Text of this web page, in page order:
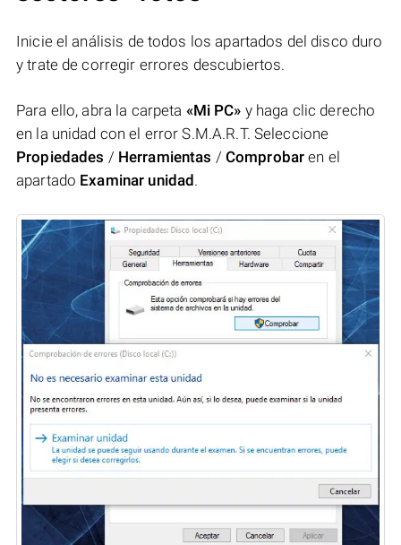
Inicie el análisis de todos los apartados del disco duro
y trate de corregir errores descubiertos.
Para ello, abra la carpeta «Mi PC» y haga clic derecho
en la unidad con el error S.M.A.R.T. Seleccione
Propiedades / Herramientas / Comprobar en el
apartado Examinar unidad.